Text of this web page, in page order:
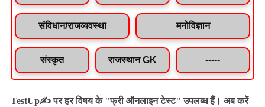
संविधान/राजव्यवस्था मनोविज्ञान
संस्कृत राजस्थान GK -----
TestUp✍️ पर हर विषय के "फ्री ऑनलाइन टेस्ट" उपलब्ध हैं। अब करें